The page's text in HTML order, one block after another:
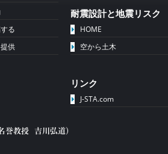
る
供
耐震設計と地震リスク
HOME
空から土木
リンク
J-STA.com